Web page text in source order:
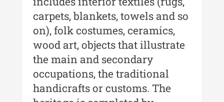
Indexul Complet
Buletinul Centrului de Cercetare și
Conservare-Restaurare a
Patrimoniului
Buletinul Centrului de Cercetare
carpets, blankets, towels and so
on), folk costumes, ceramics,
wood art, objects that illustrate
the main and secondary
occupations, the traditional
handicrafts or customs. The